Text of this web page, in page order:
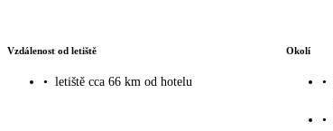
Vzdálenost od letiště
• letiště cca 66 km od hotelu
Okolí
•
•